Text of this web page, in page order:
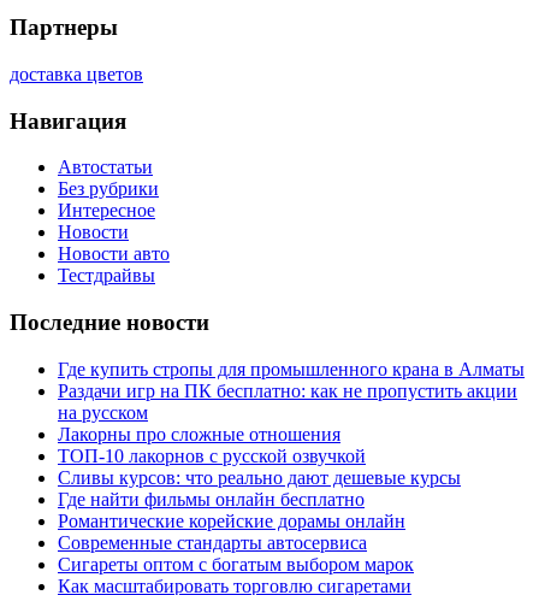
Партнеры
доставка цветов
Навигация
Автостатьи
Без рубрики
Интересное
Новости
Новости авто
Тестдрайвы
Последние новости
Где купить стропы для промышленного крана в Алматы
Раздачи игр на ПК бесплатно: как не пропустить акции
на русском
Лакорны про сложные отношения
ТОП-10 лакорнов с русской озвучкой
Сливы курсов: что реально дают дешевые курсы
Где найти фильмы онлайн бесплатно
Романтические корейские дорамы онлайн
Современные стандарты автосервиса
Сигареты оптом с богатым выбором марок
Как масштабировать торговлю сигаретами